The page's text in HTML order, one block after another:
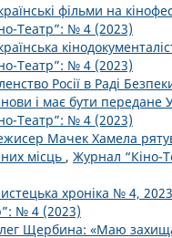
фільми на
Театр”: № 4 (2023)
Театр”: № 4 (2023)
Росії в Раді
і має бути передане
Театр”: № 4 (2023)
Мачек Хамела
місць , Журнал “Кіно-
хроніка № 4, 2023
№ 4 (2023)
Щербина: «Маю